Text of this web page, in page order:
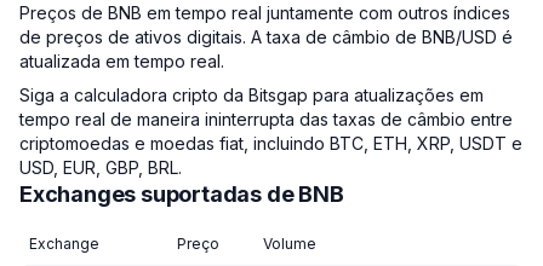
Preços de BNB em tempo real juntamente com outros índices
de preços de ativos digitais. A taxa de câmbio de BNB/USD é
atualizada em tempo real.
Siga a calculadora cripto da Bitsgap para atualizações em
tempo real de maneira ininterrupta das taxas de câmbio entre
criptomoedas e moedas fiat, incluindo BTC, ETH, XRP, USDT e
USD, EUR, GBP, BRL.
Exchanges suportadas de BNB
Exchange Preço Volume